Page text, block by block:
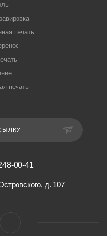
печать
печать
00-41
д. 107